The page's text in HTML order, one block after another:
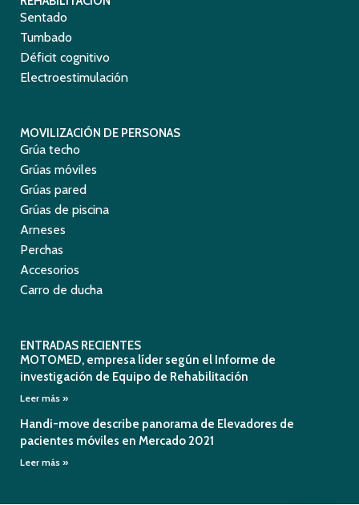
Sentado
Tumbado
Déficit cognitivo
Electroestimulación
MOVILIZACIÓN DE PERSONAS
Grúa techo
Grúas móviles
Grúas pared
Grúas de piscina
Arneses
Perchas
Accesorios
Carro de ducha
ENTRADAS RECIENTES
MOTOMED, empresa líder según el Informe de
investigación de Equipo de Rehabilitación
Leer más »
Handi-move describe panorama de Elevadores de
pacientes móviles en Mercado 2021
Leer más »